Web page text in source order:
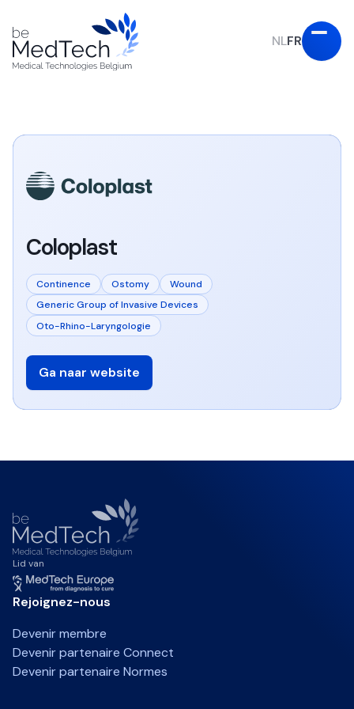
NLFR
Coloplast
Continence Ostomy
Wound
Generic Group of Invasive Devices
Oto-Rhino-Laryngologie
Ga naar website
Lid van
Rejoignez-nous
Devenir membre
Devenir partenaire Connect
Devenir partenaire Normes